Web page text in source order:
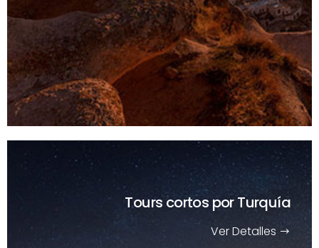
Tours cortos por Turquía
Ver Detalles